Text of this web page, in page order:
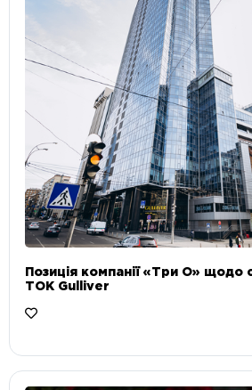
Позиція компанії «Три О» щодо
ТОК Gulliver